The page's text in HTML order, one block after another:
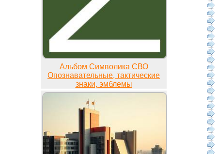
Альбом Символика СВО
Опознавательные, тактические
знаки, эмблемы